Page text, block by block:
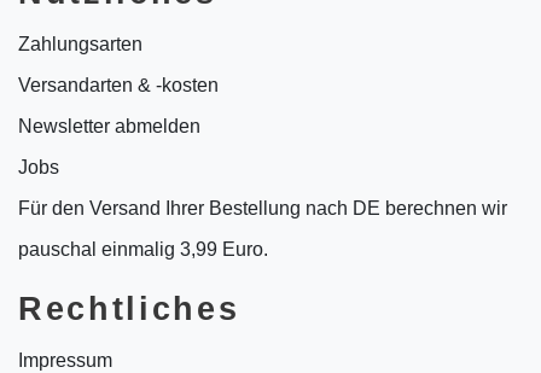
Zahlungsarten
Versandarten & -kosten
Newsletter abmelden
Jobs
Für den Versand Ihrer Bestellung nach DE berechnen wir
pauschal einmalig 3,99 Euro.
Rechtliches
Impressum